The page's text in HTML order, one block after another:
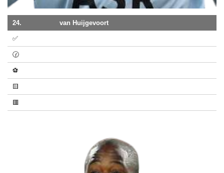
24. van Huijgevoort
✅
🕝
⚽
🟨
🟥